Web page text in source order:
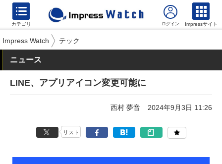
カテゴリ Impressサイト
Impress Watch テック
ニュース
LINE、アプリアイコン変更可能に
西村 夢音 2024年9月3日 11:26
リスト